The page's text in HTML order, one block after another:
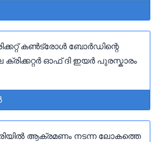
കൺട്രോൾ ബോർഡിന്റെ
ക്രിക്കറ്റർ ഓഫ് ദി ഇയർ പുരസ്കാരം
ആക്രമണം നടന്ന ലോകത്തെ